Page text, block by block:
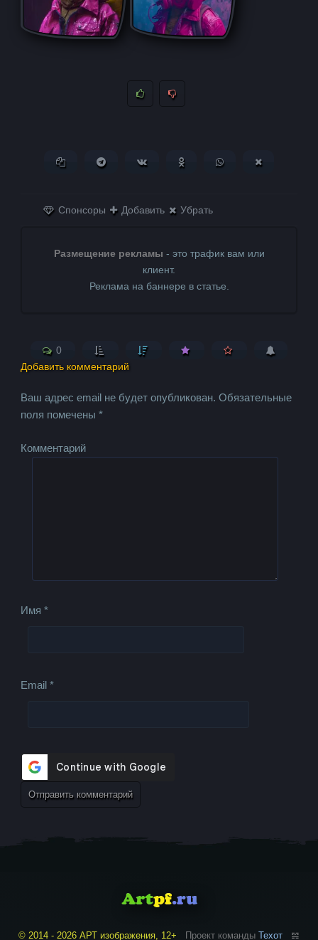
Копировать ссылкуПоделиться в Telegram
Поделиться ВКонтактеПоделиться в
Поделиться в
Спонсоры Добавить Убрать
Размещение рекламы - это трафик вам или
клиент.
Реклама на баннере в статье.
0
Добавить комментарий
Ваш адрес email не будет опубликован. Обязательные
поля помечены*
Комментарий
Имя*
Email*
© 2014 - 2026 АРТ изображения, 12+ Проект команды Техот 𝌴